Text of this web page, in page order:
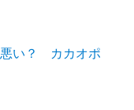
悪い？ カカオポ